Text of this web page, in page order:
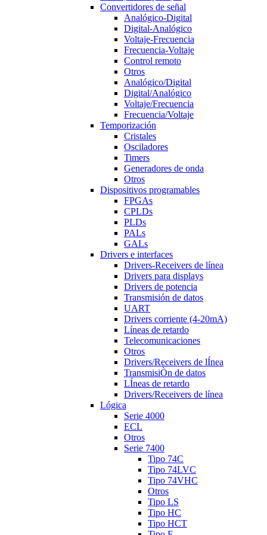
Convertidores de señal
Analógico-Digital
Digital-Analógico
Voltaje-Frecuencia
Frecuencia-Voltaje
Control remoto
Otros
Analógico/Digital
Digital/Analógico
Voltaje/Frecuencia
Frecuencia/Voltaje
Temporización
Cristales
Osciladores
Timers
Generadores de onda
Otros
Dispositivos programables
FPGAs
CPLDs
PLDs
PALs
GALs
Drivers e interfaces
Drivers-Receivers de línea
Drivers para displays
Drivers de potencia
Transmisión de datos
UART
Drivers corriente (4-20mA)
Líneas de retardo
Telecomunicaciones
Otros
Drivers/Receivers de lÍnea
TransmisiÒn de datos
LÍneas de retardo
Drivers/Receivers de línea
Lógica
Serie 4000
ECL
Otros
Serie 7400
Tipo 74C
Tipo 74LVC
Tipo 74VHC
Otros
Tipo LS
Tipo HC
Tipo HCT